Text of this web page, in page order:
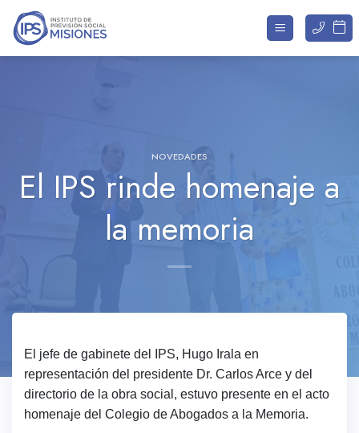
Saltar
contenido
NOVEDADES
El IPS rinde homenaje a
la memoria
El jefe de gabinete del IPS, Hugo Irala en
representación del presidente Dr. Carlos Arce y del
directorio de la obra social, estuvo presente en el acto
homenaje del Colegio de Abogados a la Memoria.